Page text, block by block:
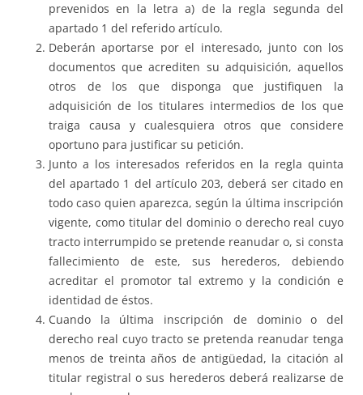
prevenidos en la letra a) de la regla segunda del
apartado 1 del referido artículo.
Deberán aportarse por el interesado, junto con los
documentos que acrediten su adquisición, aquellos
otros de los que disponga que justifiquen la
adquisición de los titulares intermedios de los que
traiga causa y cualesquiera otros que considere
oportuno para justificar su petición.
Junto a los interesados referidos en la regla quinta
del apartado 1 del artículo 203, deberá ser citado en
todo caso quien aparezca, según la última inscripción
vigente, como titular del dominio o derecho real cuyo
tracto interrumpido se pretende reanudar o, si consta
fallecimiento de este, sus herederos, debiendo
acreditar el promotor tal extremo y la condición e
identidad de éstos.
Cuando la última inscripción de dominio o del
derecho real cuyo tracto se pretenda reanudar tenga
menos de treinta años de antigüedad, la citación al
titular registral o sus herederos deberá realizarse de